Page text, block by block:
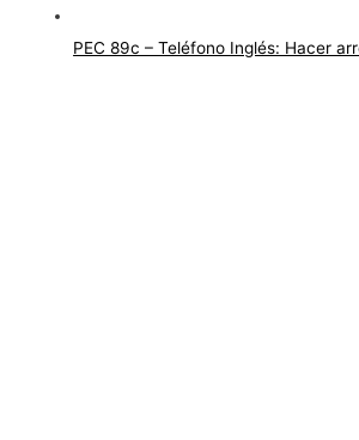
PEC 89c – Teléfono Inglés: Hacer